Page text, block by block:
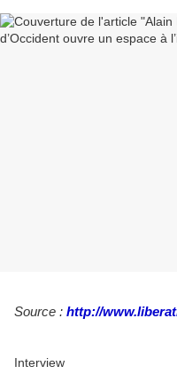
Source : http://
Interview